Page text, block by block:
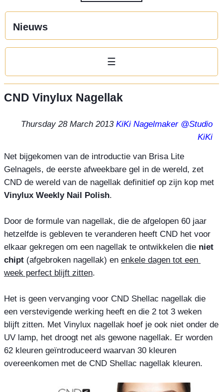
Nieuws
☰
CND Vinylux Nagellak
Thursday 28 March 2013KiKi Nagelmaker @Studio
KiKi
Net bijgekomen van de introductie van Brisa Lite
Gelnagels, de eerste afweekbare gel in de wereld, zet
Vinylux Weekly Nail Polish.
Door de formule van nagellak, die de afgelopen 60 jaar
hetzelfde is gebleven te veranderen heeft CND het voor
elkaar gekregen om een nagellak te ontwikkelen die niet
chipt (afgebroken nagellak) en enkele dagen tot een
week perfect blijft zitten.
Het is geen vervanging voor CND Shellac nagellak die
een verstevigende werking heeft en die 2 tot 3 weken
blijft zitten. Met Vinylux nagellak hoef je ook niet onder de
UV lamp, het droogt net als gewone nagellak. Er worden
62 kleuren geïntroduceerd waarvan 30 kleuren
overeenkomen met de CND Shellac nagellak kleuren.